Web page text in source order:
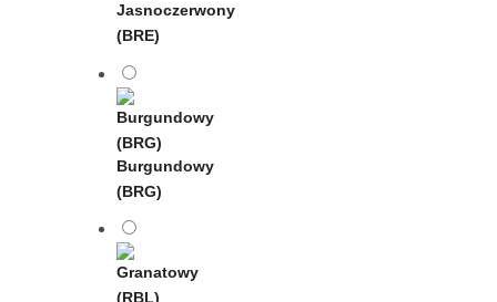
Jasnoczerwony
(BRE)
Burgundowy
(BRG)